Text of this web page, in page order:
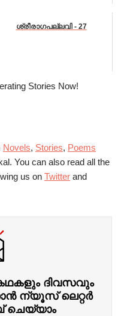
ശ്രീരാഗപല്ലവി - 27
Stories Now!
Novels, Stories, Poems
You can also read all the
us on Twitter and
ദിവസവും
ന്യൂസ് ലെറ്റർ